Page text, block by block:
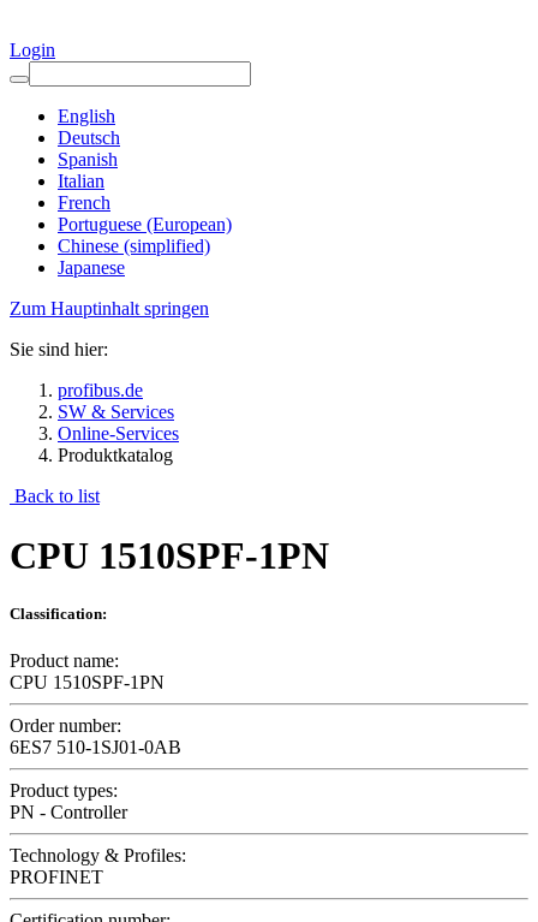
Login
English
Deutsch
Spanish
Italian
French
Portuguese (European)
Chinese (simplified)
Japanese
Zum Hauptinhalt springen
Sie sind hier:
profibus.de
SW & Services
Online-Services
Produktkatalog
Back to list
CPU 1510SPF-1PN
Classification:
Product name:
CPU 1510SPF-1PN
Order number:
6ES7 510-1SJ01-0AB
Product types:
PN - Controller
Technology & Profiles:
PROFINET